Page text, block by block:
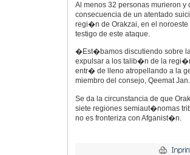
Al menos 32 personas murieron y
consecuencia de un atentado
regi�n de Orakzai, en el
testigo de este ataque.
�Est�bamos discutiendo sobre
expulsar a los talib�n de la
entr� de lleno atropellando a la
miembro del consejo, Qeemat Jan.
Se da la circunstancia de que
siete regiones semiaut�nomas
no es fronteriza con Afganist�n.